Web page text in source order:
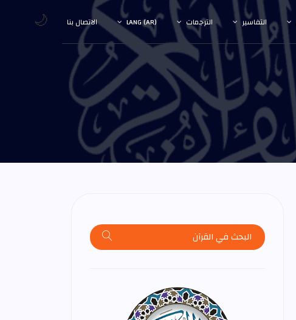
التفاسير الترجمات LANG (AR) الاتصال بنا 🌙